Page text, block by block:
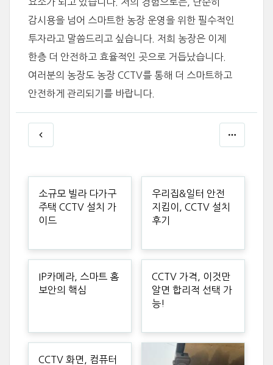
감시용을 넘어 스마트한 농장 운영을 위한 필수적인
투자라고 말씀드리고 싶습니다. 저희 농장은 이제
한층 더 안전하고 효율적인 곳으로 거듭났습니다.
여러분의 농장도 농장 CCTV를 통해 더 스마트하고
안전하게 관리되기를 바랍니다.
소규모 빌라 다가구
주택 CCTV 설치 가
이드
우리집&일터 안전
지킴이, CCTV 설치
후기
IP카메라, 스마트 홈
보안의 핵심
CCTV 가격, 이것만
알면 합리적 선택 가
능!
CCTV 화면, 컴퓨터